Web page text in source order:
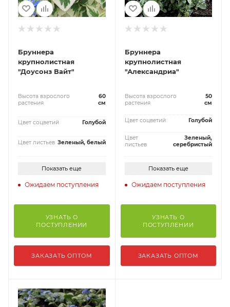
Бруннера
крупнолистная
"Доусонз Вайт"
Высота взрослого
растения
60
см
Цвет соцветий Голубой
Цвет листьев Зеленый, белый
Показать еще
Ожидаем поступления
УЗНАТЬ О
ПОСТУПЛЕНИИ
ЗАКАЗАТЬ ОПТОМ
Бруннера
крупнолистная
"Александриа"
Высота взрослого
растения
50
см
Цвет соцветий Голубой
Цвет
листьев
Зеленый,
серебристый
Показать еще
Ожидаем поступления
УЗНАТЬ О
ПОСТУПЛЕНИИ
ЗАКАЗАТЬ ОПТОМ